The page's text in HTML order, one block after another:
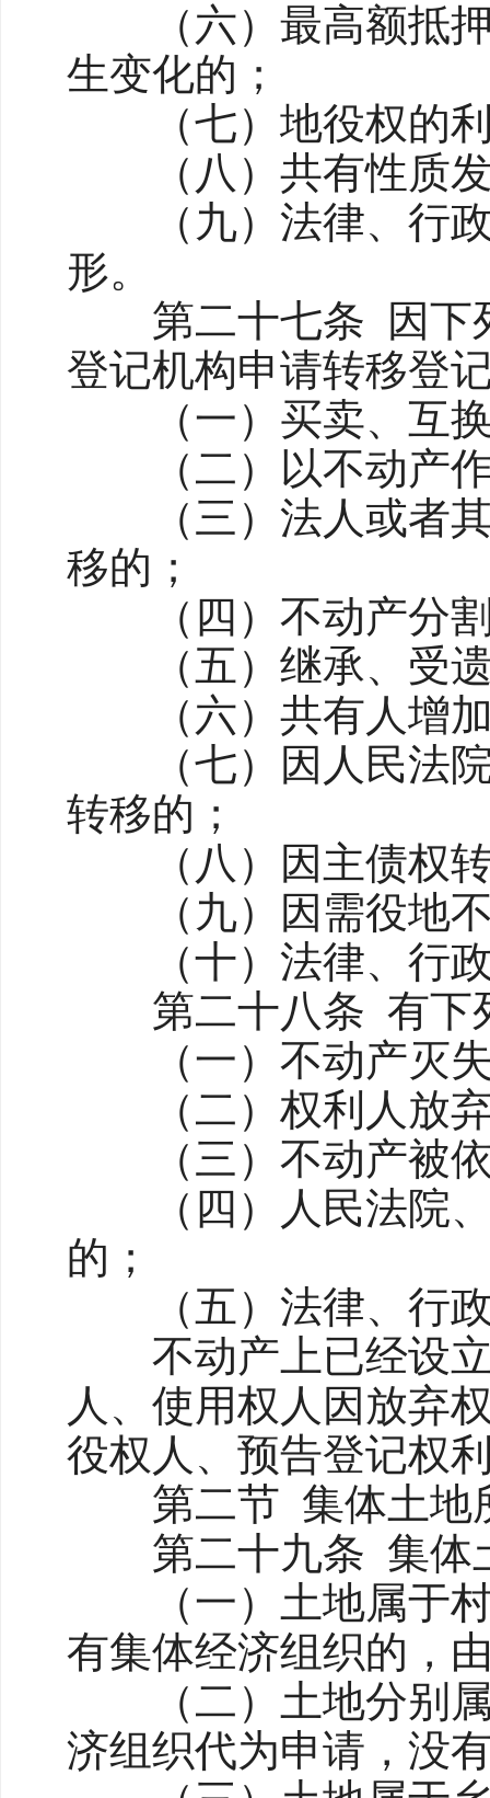
（六）最高额抵押
生变化的；
（七）地役权的利
（八）共有性质发
（九）法律、行政
形。
第二十七条 因下列
登记机构申请转移登
（一）买卖、互换
（二）以不动产作
（三）法人或者其
移的；
（四）不动产分割
（五）继承、受遗
（六）共有人增加
（七）因人民法院
转移的；
（八）因主债权转
（九）因需役地不
（十）法律、行政
第二十八条 有下列
（一）不动产灭
（二）权利人放弃
（三）不动产被依
（四）人民法院、
的；
（五）法律、行政
不动产上已经设立
人、使用权人因放弃
役权人、预告登记权
第二节 集体
第二十九条 集体土
（一）土地属于村
有集体经济组织的，
（二）土地分别属
济组织代为申请，没